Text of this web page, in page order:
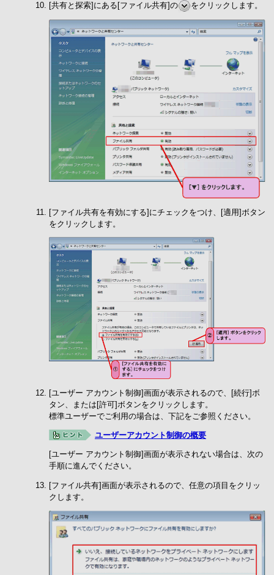
[共有と探索]にある[ファイル共有]の をクリックします。
[ファイル共有を有効にする]にチェックをつけ、[適用]ボタン
をクリックします。
[ユーザー アカウント制御]画面が表示されるので、[続行]ボ
タン、または[許可]ボタンをクリックします。
標準ユーザーでご利用の場合は、下記をご参照ください。
ユーザーアカウント制御の概要
[ユーザー アカウント制御]画面が表示されない場合は、次の
手順に進んでください。
[ファイル共有]画面が表示されるので、任意の項目をクリッ
クします。